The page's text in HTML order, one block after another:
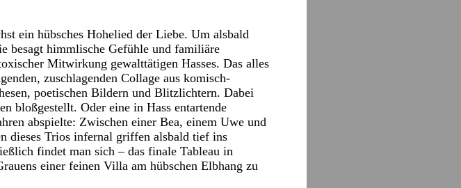
ein hübsches Hohelied der Liebe. Um alsbald
besagt himmlische Gefühle und familiäre
Mitwirkung gewalttätigen Hasses. Das alles
zuschlagenden Collage aus komisch-
poetischen Bildern und Blitzlichtern. Dabei
bloßgestellt. Oder eine in Hass entartende
abspielte: Zwischen einer Bea, einem Uwe und
dieses Trios infernal griffen alsbald tief ins
findet man sich – das finale Tableau in
einer feinen Villa am hübschen Elbhang zu